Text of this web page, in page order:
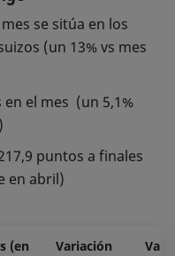
se sitúa en los
(un 13% vs mes
el mes (un 5,1%
puntos a finales
en abril)
(en
Variación